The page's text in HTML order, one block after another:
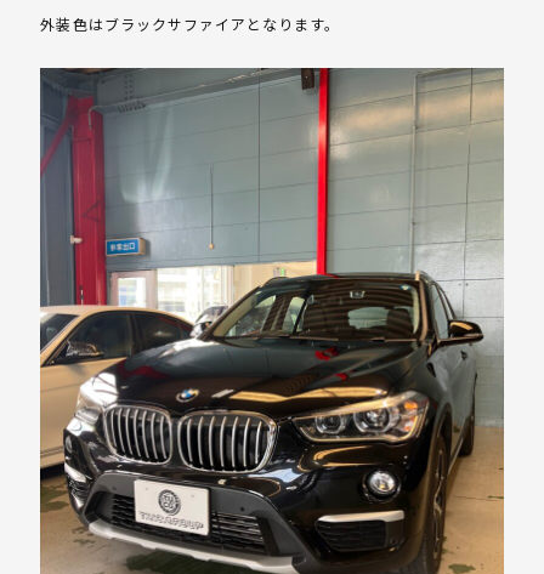
外装色はブラックサファイアとなります。